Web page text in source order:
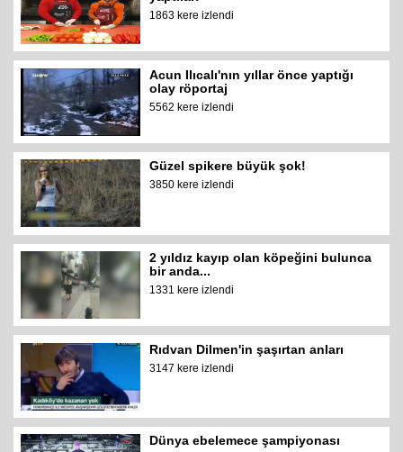
1863 kere izlendi
Acun Ilıcalı'nın yıllar önce yaptığı
olay röportaj
5562 kere izlendi
Güzel spikere büyük şok!
3850 kere izlendi
2 yıldız kayıp olan köpeğini bulunca
bir anda...
1331 kere izlendi
Rıdvan Dilmen'in şaşırtan anları
3147 kere izlendi
Dünya ebelemece şampiyonası